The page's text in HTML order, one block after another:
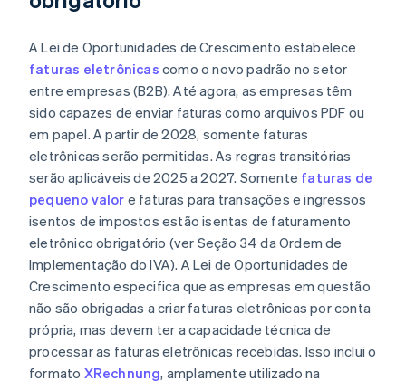
A Lei de Oportunidades de Crescimento estabelece
faturas eletrônicas como o novo padrão no setor
entre empresas (B2B). Até agora, as empresas têm
sido capazes de enviar faturas como arquivos PDF ou
em papel. A partir de 2028, somente faturas
eletrônicas serão permitidas. As regras transitórias
serão aplicáveis de 2025 a 2027. Somente faturas de
pequeno valor e faturas para transações e ingressos
isentos de impostos estão isentas de faturamento
eletrônico obrigatório (ver Seção 34 da Ordem de
Implementação do IVA). A Lei de Oportunidades de
Crescimento especifica que as empresas em questão
não são obrigadas a criar faturas eletrônicas por conta
própria, mas devem ter a capacidade técnica de
processar as faturas eletrônicas recebidas. Isso inclui o
formato XRechnung, amplamente utilizado na